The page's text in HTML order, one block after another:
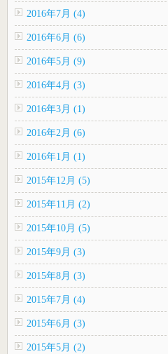
2016年7月 (4)
2016年6月 (6)
2016年5月 (9)
2016年4月 (3)
2016年3月 (1)
2016年2月 (6)
2016年1月 (1)
2015年12月 (5)
2015年11月 (2)
2015年10月 (5)
2015年9月 (3)
2015年8月 (3)
2015年7月 (4)
2015年6月 (3)
2015年5月 (2)